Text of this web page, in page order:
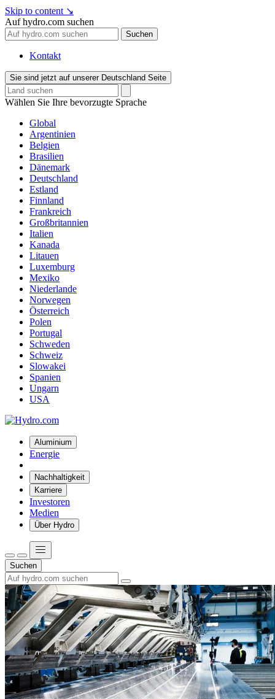
Skip to content ↘
Auf hydro.com suchen
Suchen
Kontakt
Sie sind jetzt auf unserer Deutschland Seite
Wählen Sie Ihre bevorzugte Sprache
Global
Argentinien
Belgien
Brasilien
Dänemark
Deutschland
Estland
Finnland
Frankreich
Großbritannien
Italien
Kanada
Litauen
Luxemburg
Mexiko
Niederlande
Norwegen
Österreich
Polen
Portugal
Schweden
Schweiz
Slowakei
Spanien
Ungarn
USA
Aluminium
Energie
Nachhaltigkeit
Karriere
Investoren
Medien
Über Hydro
Suchen